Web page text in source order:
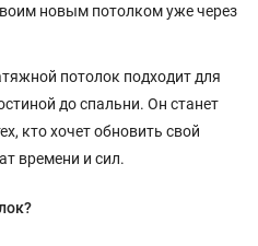
новым потолком уже через
потолок подходит для
до спальни. Он станет
кто хочет обновить свой
времени и сил.